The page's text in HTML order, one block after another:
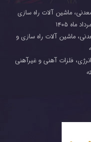
ماشین آلات راه سازی
ماشین آلات راه سازی و
فلزات آهنی و غیرآهنی